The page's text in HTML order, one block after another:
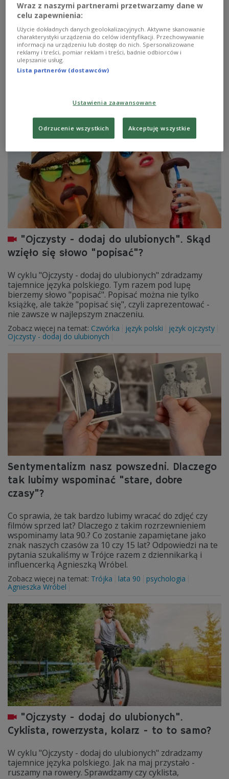
"Ojczysty - dodaj do ulubionych". Dziś
gotówka, kiedyś gotowizna
W cyklu "Ojczysty - dodaj do ulubionych" zdradzamy
tajemnice języka polskiego. Odkrywamy językowe
tajemnice gotówki, która jest nieco podobna do
Zobacz więcej na temat:Czwórka język polski
Ojczysty - dodaj do ulubionych
"Ojczysty - dodaj do ulubionych". Skąd
wzięło się słowo "popisać"?
W cyklu "Ojczysty - dodaj do ulubionych" zdradzamy
tajemnice języka polskiego. Tym razem pod lupę
bierzemy słowo "popisać". Popisać można nie tylko
książkę, ale także "popisać się", czyli zaprezentować -
nie zawsze w najlepszym znaczeniu.
Zobacz więcej na temat: Czwórka język polski
język ojczysty
Ojczysty - dodaj do ulubionych
Sentymentalizm nasz powszedni. Dlaczego
tak lubimy wspominać "stare, dobre
czasy"?
Co sprawia, że tak bardzo lubimy wracać do zdjęć czy
filmów sprzed lat? Dlaczego z takim rozrzewnieniem
wspominamy lata 90.? Co zostanie zapamiętane jako
znak naszych czasów za 10 czy 15 lat? Odpowiedzi na te
pytania szukaliśmy w Trójce razem z dziennikarką i
influencerką Agnieszką Wróbel.
Zobacz więcej na temat: Trójka lata 90
psychologia
Agnieszka Wróbel
"Ojczysty - dodaj do ulubionych".
Cyklista, rowerzysta, kolarz - to to samo?
W cyklu "Ojczysty - dodaj do ulubionych" zdradzamy
tajemnice języka polskiego. Jak na maj przystało -
ruszamy na rowery. Sprawdzamy czy cyklista,
Wraz z naszymi partnerami przetwarzamy dane w
celu zapewnienia:
Użycie dokładnych danych geolokalizacyjnych. Aktywne skanowanie
charakterystyki urządzenia do celów identyfikacji. Przechowywanie
informacji na urządzeniu lub dostęp do nich. Spersonalizowane
reklamy i treści, pomiar reklam i treści, badnie odbiorców i
ulepszanie usług.
Lista partnerów (dostawców)
Ustawienia zaawansowane
Odrzucenie wszystkich Akceptuję wszystkie